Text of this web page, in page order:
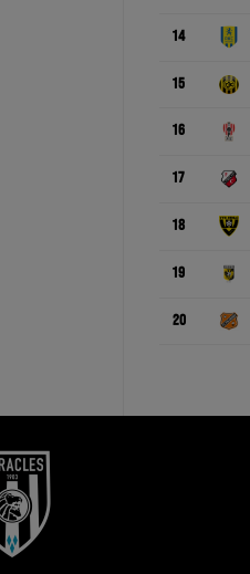
14
15
16
17
18
19
20